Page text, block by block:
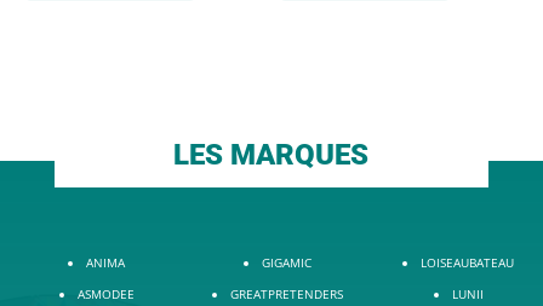
LES MARQUES
ANIMA
ASMODEE
GIGAMIC
GREATPRETENDERS
LOISEAUBATEAU
LUNII